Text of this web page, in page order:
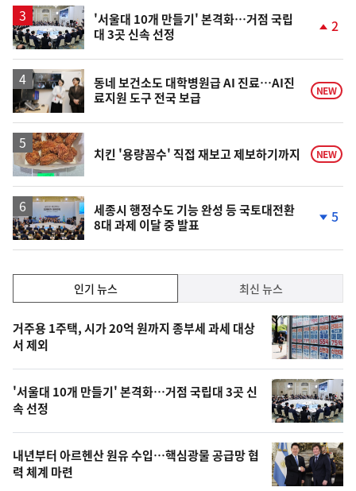
'서울대 10개 만들기' 본격화…거점 국립
대 3곳 신속 선정
상
승
2
동네 보건소도 대학병원급 AI 진료…AI진
료지원 도구 전국 보급
NEW
치킨 '용량꼼수' 직접 재보고 제보하기까지 NEW
세종시 행정수도 기능 완성 등 국토대전환
8대 과제 이달 중 발표
하
락
5
기,
최
신,
오
늘
의
영
상
인기 뉴스 최신 뉴스
인
기
뉴
스
거주용 1주택, 시가 20억 원까지 종부세 과세 대상
서 제외
'서울대 10개 만들기' 본격화…거점 국립대 3곳 신
속 선정
내년부터 아르헨산 원유 수입…핵심광물 공급망 협
력 체계 마련